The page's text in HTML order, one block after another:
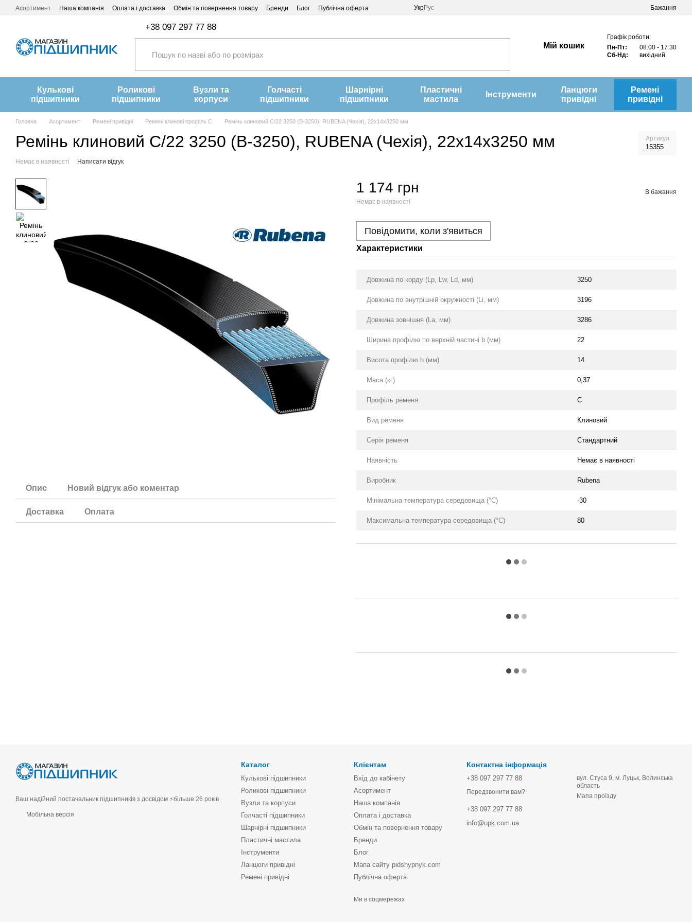
Перейти до основного контенту
Асортимент Наша компанія Оплата і доставка Обмін та повернення товару Бренди Блог Публічна оферта УкрРус Бажання
+38 097 297 77 88
Мій кошик
Графік роботи:
Пн-Пт:
08:00 - 17:30
Сб-Нд:
вихідний
Кулькові
підшипники
Роликові
підшипники
Вузли та
корпуси
Голчасті
підшипники
Шарнірні
підшипники
Пластичні
мастила
Інструменти
Ланцюги
привідні
Ремені
привідні
Головна Асортимент Ремені привідні Ремені клинові профіль C Ремінь клиновий C/22 3250 (В-3250), RUBENA (Чехія), 22х14х3250 мм
Ремінь клиновий C/22 3250 (В-3250), RUBENA (Чехія), 22х14х3250 мм Артикул
15355
Немає в наявності Написати відгук
Опис Новий відгук або коментар
Доставка Оплата
1 174 грн
Немає в наявності
В бажання
Повідомити, коли з'явиться
Характеристики
Довжина по корду (Lp, Lw, Ld, мм) 3250
Довжина по внутрішній окружності (Li, мм) 3196
Довжина зовнішня (La, мм) 3286
Ширина профілю по верхній частині b (мм) 22
Висота профілю h (мм) 14
Маса (кг) 0,37
Профіль ременя C
Вид ременя Клиновий
Серія ременя Стандартний
Наявність Немає в наявності
Виробник Rubena
Мінімальна температура середовища (°C) -30
Максимальна температура середовища (°C) 80
Ваш надійний постачальник підшипників з досвідом ⚡більше 26 років
Мобільна версія
Каталог
Кулькові підшипники
Роликові підшипники
Вузли та корпуси
Голчасті підшипники
Шарнірні підшипники
Пластичні мастила
Інструменти
Ланцюги привідні
Ремені привідні
Клієнтам
Вхід до кабінету
Асортимент
Наша компанія
Оплата і доставка
Обмін та повернення товару
Бренди
Блог
Мапа сайту pidshypnyk.com
Публічна оферта
Ми в соцмережах
Контактна інформація
+38 097 297 77 88
Передзвонити вам?
+38 097 297 77 88
info@upk.com.ua
вул. Стуса 9, м. Луцьк, Волинська
область
Мапа проїзду